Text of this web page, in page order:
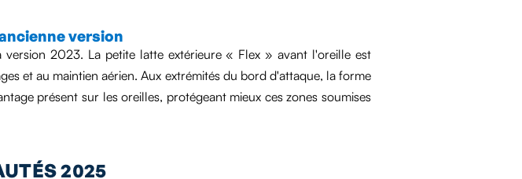
version
2023. La petite latte extérieure « Flex » avant l'oreille est
et au maintien aérien. Aux extrémités du bord d'attaque, la forme
présent sur les oreilles, protégeant mieux ces zones soumises
2025